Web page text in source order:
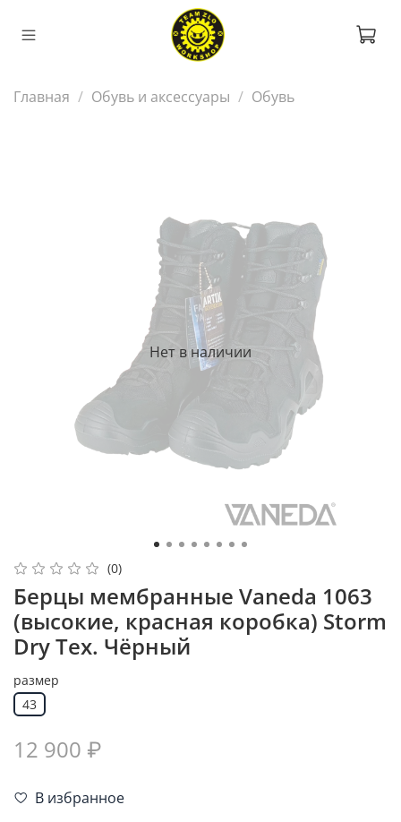
Главная Обувь и аксессуары Обувь
Нет в наличии
(0)
Берцы мембранные Vaneda 1063
(высокие, красная коробка) Storm
Dry Tex. Чёрный
размер
43
12 900 ₽
В избранное